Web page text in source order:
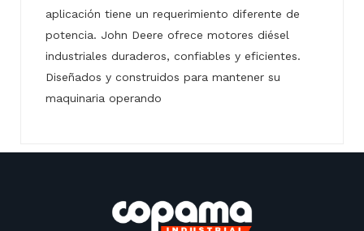
aplicación tiene un requerimiento diferente de
potencia. John Deere ofrece motores diésel
industriales duraderos, confiables y eficientes.
Diseñados y construidos para mantener su
maquinaria operando